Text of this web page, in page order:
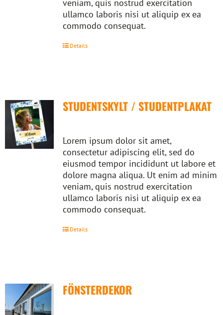
veniam, quis nostrud exercitation
ullamco laboris nisi ut aliquip ex ea
commodo consequat.
Details
STUDENTSKYLT / STUDENTPLAKAT
Lorem ipsum dolor sit amet,
consectetur adipiscing elit, sed do
eiusmod tempor incididunt ut labore et
dolore magna aliqua. Ut enim ad minim
veniam, quis nostrud exercitation
ullamco laboris nisi ut aliquip ex ea
commodo consequat.
Details
FÖNSTERDEKOR